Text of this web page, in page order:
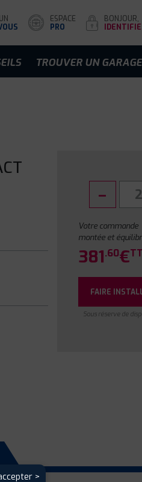
ESPACE
PRO
BONJOUR,
TROUVER UN GARAGE
Votre commande
montée et
381.60€
FAIRE
Sous réserve de
>